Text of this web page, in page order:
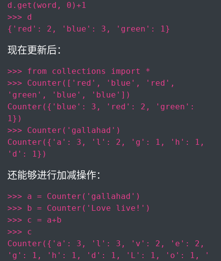
d.get(word, 0)+1
>>> d
{'red': 2, 'blue': 3, 'green': 1}
现在更新后：
>>> from collections import *
>>> Counter(['red', 'blue', 'red',
'green', 'blue', 'blue'])
Counter({'blue': 3, 'red': 2, 'green':
1})
>>> Counter('gallahad')
Counter({'a': 3, 'l': 2, 'g': 1, 'h': 1,
'd': 1})
还能够进行加减操作：
>>> a = Counter('gallahad')
>>> b = Counter('Love live!')
>>> c = a+b
>>> c
Counter({'a': 3, 'l': 3, 'v': 2, 'e': 2,
'g': 1, 'h': 1, 'd': 1, 'L': 1, 'o': 1, '